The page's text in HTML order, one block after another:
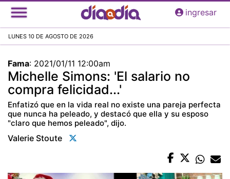
Pasar
al
principal
ingresar
LUNES 10 DE AGOSTO DE 2026
Fama: 2021/01/11 12:00am
Michelle Simons: 'El salario no
compra felicidad...'
Enfatizó que en la vida real no existe una pareja perfecta
que nunca ha peleado, y destacó que ella y su esposo
"claro que hemos peleado", dijo.
Valerie Stoute